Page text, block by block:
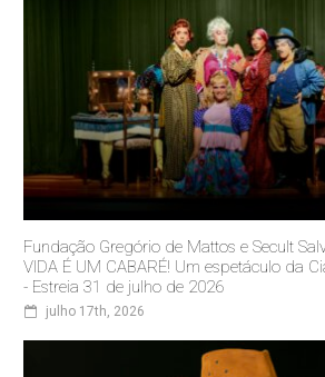
Fundação Gregório de Mattos e Secult
VIDA É UM CABARÉ! Um espetáculo da
- Estreia 31 de julho de 2026
julho 17th, 2026